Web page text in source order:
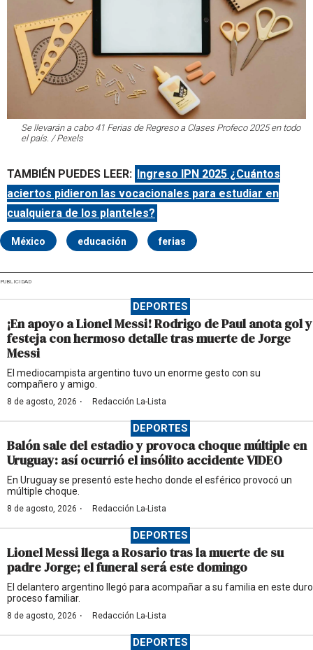
Se llevarán a cabo 41 Ferias de Regreso a Clases Profeco 2025 en todo
el país. / Pexels
TAMBIÉN PUEDES LEER:
Ingreso IPN 2025 ¿Cuántos
aciertos pidieron las vocacionales para estudiar en
cualquiera de los planteles?
México educación ferias
PUBLICIDAD
DEPORTES
¡En apoyo a Lionel Messi! Rodrigo de Paul anota gol y
festeja con hermoso detalle tras muerte de Jorge
Messi
El mediocampista argentino tuvo un enorme gesto con su
compañero y amigo.
8 de agosto, 2026 · Redacción La-Lista
DEPORTES
Balón sale del estadio y provoca choque múltiple en
Uruguay: así ocurrió el insólito accidente VIDEO
En Uruguay se presentó este hecho donde el esférico provocó un
múltiple choque.
8 de agosto, 2026 · Redacción La-Lista
DEPORTES
Lionel Messi llega a Rosario tras la muerte de su
padre Jorge; el funeral será este domingo
El delantero argentino llegó para acompañar a su familia en este duro
proceso familiar.
8 de agosto, 2026 · Redacción La-Lista
DEPORTES